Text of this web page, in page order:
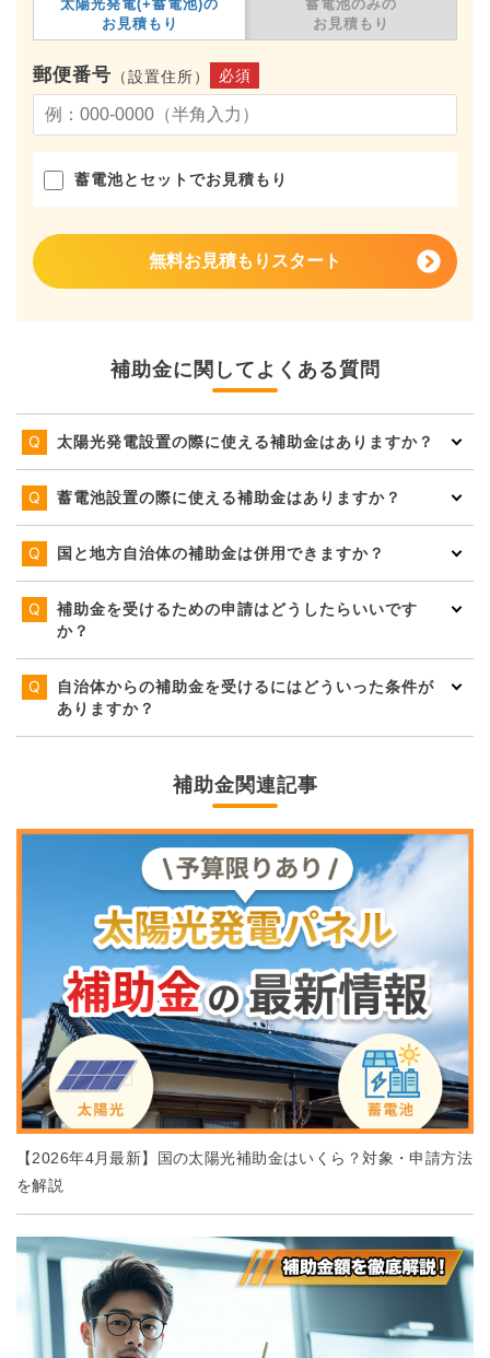
太陽光発電(+蓄電池)の
お見積もり
蓄電池のみの
お見積もり
郵便番号 （設置住所） 必須
蓄電池とセットでお見積もり
無料お見積もりスタート
補助金に関してよくある質問
太陽光発電設置の際に使える補助金はありますか？
蓄電池設置の際に使える補助金はありますか？
国と地方自治体の補助金は併用できますか？
補助金を受けるための申請はどうしたらいいです
か？
自治体からの補助金を受けるにはどういった条件が
ありますか？
補助金関連記事
【2026年4月最新】国の太陽光補助金はいくら？対象・申請方法
を解説